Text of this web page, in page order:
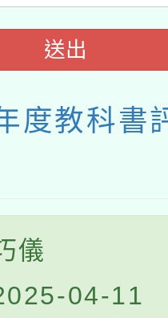
送出
度教科書
儀
04-11